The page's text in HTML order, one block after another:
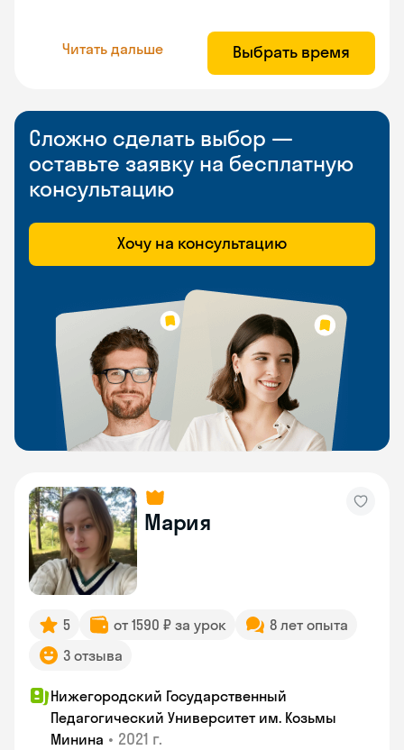
Читать дальше Выбрать время
Сложно сделать выбор —
оставьте заявку на бесплатную
консультацию
Хочу на консультацию
Мария
5 от 1590 ₽ за урок
8 лет опыта
3 отзыва
Нижегородский Государственный
Педагогический Университет им. Козьмы
Минина • 2021 г.